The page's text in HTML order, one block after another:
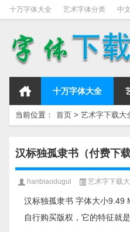
十万字体大全 艺术字体分类 中
十万字体大全
当前位置： 首页 > 艺术字下载大
汉标独孤隶书（付费下
hanbiaodugul 艺术字下载
汉标独孤隶书 字体大小9.49
自行购买版权，它的特征就